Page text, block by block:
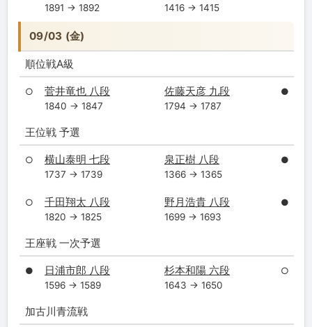
1891 → 1892 1416 → 1415
09/03 (金)
順位戦A級
○ 菅井竜也 八段
1840 → 1847
佐藤天彦 九段
1794 → 1787
●
王位戦 予選
○ 横山泰明 七段
1737 → 1739
泉正樹 八段
1366 → 1365
●
○ 千田翔太 八段
1820 → 1825
野月浩貴 八段
1699 → 1693
●
王座戦 一次予選
● 日浦市郎 八段
1596 → 1589
杉本和陽 六段
1643 → 1650
○
加古川青流戦